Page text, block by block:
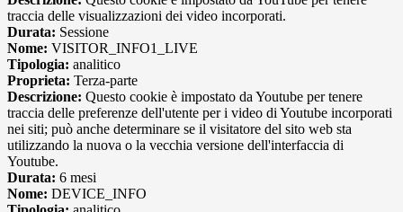
traccia delle visualizzazioni dei video incorporati.
Durata: Sessione
Nome: VISITOR_INFO1_LIVE
Tipologia: analitico
Proprieta: Terza-parte
Descrizione: Questo cookie è impostato da Youtube per tenere
traccia delle preferenze dell'utente per i video di Youtube incorporati
nei siti; può anche determinare se il visitatore del sito web sta
utilizzando la nuova o la vecchia versione dell'interfaccia di
Youtube.
Durata: 6 mesi
Nome: DEVICE_INFO